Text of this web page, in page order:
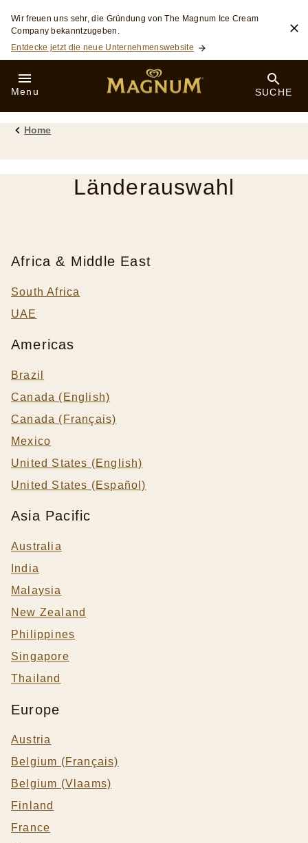
Skip to:
Wir freuen uns sehr, die Gründung von The Magnum Ice Cream
Company bekanntzugeben.
Entdecke jetzt die neue Unternehmenswebsite
Menu SUCHE
Home
Länderauswahl
Africa & Middle East
South Africa
UAE
Americas
Brazil
Canada (English)
Canada (Français)
Mexico
United States (English)
United States (Español)
Asia Pacific
Australia
India
Malaysia
New Zealand
Philippines
Singapore
Thailand
Europe
Austria
Belgium (Français)
Belgium (Vlaams)
Finland
France